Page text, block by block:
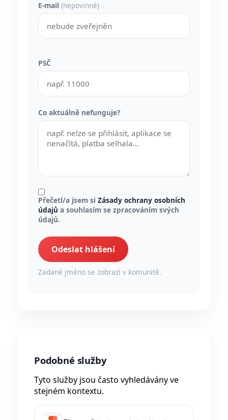
E-mail (nepovinné)
PSČ
Co aktuálně nefunguje?
Přečetl/a jsem si Zásady ochrany osobních
údajů a souhlasím se zpracováním svých
údajů.
Odeslat hlášení
Zadané jméno se zobrazí v komunitě.
Podobné služby
Tyto služby jsou často vyhledávány ve
stejném kontextu.